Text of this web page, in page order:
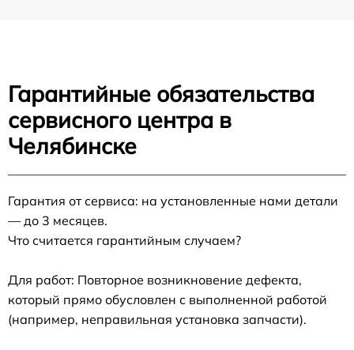
Гарантийные обязательства
сервисного центра в
Челябинске
Гарантия от сервиса: на установленные нами детали
— до 3 месяцев.
Что считается гарантийным случаем?
Для работ: Повторное возникновение дефекта,
который прямо обусловлен с выполненной работой
(например, неправильная установка запчасти).